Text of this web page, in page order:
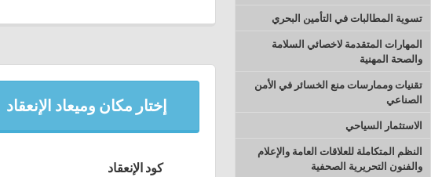
تسوية المطالبات في التأمين البحري
المهارات المتقدمة لاخصائي السلامة
والصحة المهنية
تقنيات وممارسات منع الخسائر في الأمن
الصناعي
الاستثمار السياحي
النظم المتكاملة للعلاقات العامة والإعلام
والفنون التحريرية الصحفية
إختار مكان وميعاد الإنعقاد
كود الإنعقاد